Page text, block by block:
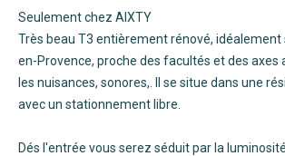
Seulement chez AIXTY
Très beau T3 entièrement rénové, idéalement
en-Provence, proche des facultés et des axes
les nuisances, sonores,. Il se situe dans une
avec un stationnement libre.
Dés l'entrée vous serez séduit par la